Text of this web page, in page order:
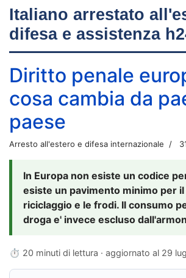
Italiano arrestato
difesa e assistenza
Diritto penale
cosa cambia da
paese
Arresto all'estero e difesa internazionale
In Europa non esiste un codice
esiste un pavimento minimo per
riciclaggio e le frodi. Il consumo
droga e' invece escluso
⏱ 20 minuti di lettura · aggiornato al 29